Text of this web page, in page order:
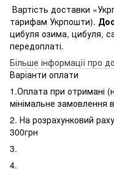
Вартість доставки
тарифам Укрпошти).
цибуля озима, цибуля,
передоплаті.
Більше інформації про
Варіанти оплати
1.Оплата при отримані
мінімальне замовлення
2. На розрахунковий
300грн
3.
4.